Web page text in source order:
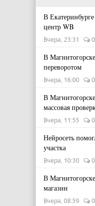
В
центр WB
Вчера, 23:31 0
В
переворотом
Вчера, 16:00 0
В
массовая
Вчера, 11:55 0
Нейросеть
участка
Вчера, 10:30 0
В
магазин
Вчера, 08:59 0